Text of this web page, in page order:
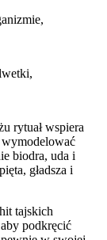
rytuał wspiera
wymodelować
biodra, uda i
gładsza i
tajskich
podkręcić